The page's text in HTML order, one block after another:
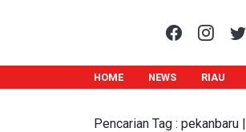
HOME NEWS RIAU
Pencarian Tag : pekanbaru |